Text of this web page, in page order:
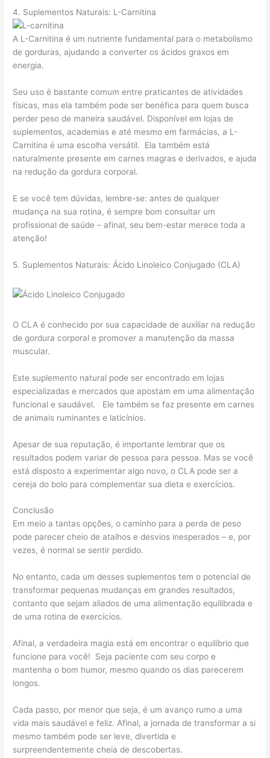
4. Suplementos Naturais: L-Carnitina
A L-Carnitina é um nutriente fundamental para o metabolismo
de gorduras, ajudando a converter os ácidos graxos em
energia.
Seu uso é bastante comum entre praticantes de atividades
físicas, mas ela também pode ser benéfica para quem busca
perder peso de maneira saudável. Disponível em lojas de
suplementos, academias e até mesmo em farmácias, a L-
Carnitina é uma escolha versátil. Ela também está
naturalmente presente em carnes magras e derivados, e ajuda
na redução da gordura corporal.
E se você tem dúvidas, lembre-se: antes de qualquer
mudança na sua rotina, é sempre bom consultar um
profissional de saúde – afinal, seu bem-estar merece toda a
atenção!
5. Suplementos Naturais: Ácido Linoleico Conjugado (CLA)
O CLA é conhecido por sua capacidade de auxiliar na redução
de gordura corporal e promover a manutenção da massa
muscular.
Este suplemento natural pode ser encontrado em lojas
especializadas e mercados que apostam em uma alimentação
funcional e saudável. Ele também se faz presente em carnes
de animais ruminantes e laticínios.
Apesar de sua reputação, é importante lembrar que os
resultados podem variar de pessoa para pessoa. Mas se você
está disposto a experimentar algo novo, o CLA pode ser a
cereja do bolo para complementar sua dieta e exercícios.
Conclusão
Em meio a tantas opções, o caminho para a perda de peso
pode parecer cheio de atalhos e desvios inesperados – e, por
vezes, é normal se sentir perdido.
No entanto, cada um desses suplementos tem o potencial de
transformar pequenas mudanças em grandes resultados,
contanto que sejam aliados de uma alimentação equilibrada e
de uma rotina de exercícios.
Afinal, a verdadeira magia está em encontrar o equilíbrio que
funcione para você! Seja paciente com seu corpo e
mantenha o bom humor, mesmo quando os dias parecerem
longos.
Cada passo, por menor que seja, é um avanço rumo a uma
vida mais saudável e feliz. Afinal, a jornada de transformar a si
mesmo também pode ser leve, divertida e
surpreendentemente cheia de descobertas.